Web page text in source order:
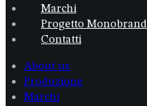
Marchi
Progetto Monobrand
Contatti
About us
Produzione
Marchi